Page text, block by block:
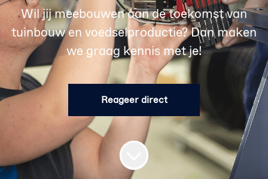
Wil jij meebouwen aan de toekomst van
tuinbouw en voedselproductie? Dan maken
we graag kennis met je!
Reageer direct